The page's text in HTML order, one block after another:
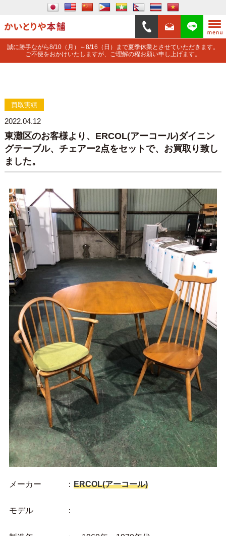
誠に勝手ながら8/10（月）～8/16（日）まで夏季休業とさせていただきます。
ご不便をおかけいたしますが、ご理解の程お願い申し上げます。
買取実績
2022.04.12
東灘区のお客様より、ERCOL(アーコール)ダイニン
グテーブル、チェアー2点をセットで、お買取り致し
ました。
メーカー ： ERCOL(アーコール)
モデル ：